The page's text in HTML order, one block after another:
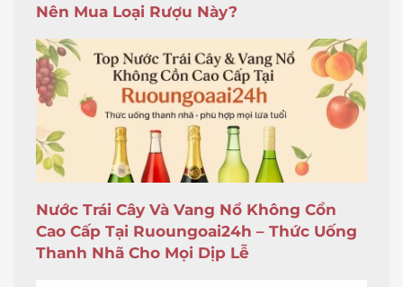
Nên Mua Loại Rượu Này?
Nước Trái Cây Và Vang Nổ Không Cồn
Cao Cấp Tại Ruoungoai24h – Thức Uống
Thanh Nhã Cho Mọi Dịp Lễ